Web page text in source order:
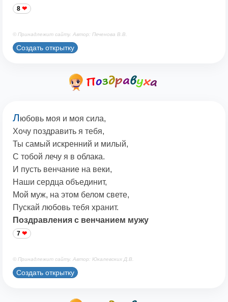
8
© Принадлежит сайту. Автор: Печенова В.В.
Создать открытку
Любовь моя и моя сила,
Хочу поздравить я тебя,
Ты самый искренний и милый,
С тобой лечу я в облака.
И пусть венчание на веки,
Наши сердца объединит,
Мой муж, на этом белом свете,
Пускай любовь тебя хранит.
Поздравления с венчанием мужу
7
© Принадлежит сайту. Автор: Юкалевских Д.В.
Создать открытку